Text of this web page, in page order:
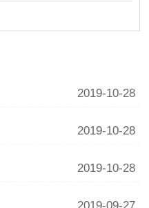
2019-10-28
2019-10-28
2019-10-28